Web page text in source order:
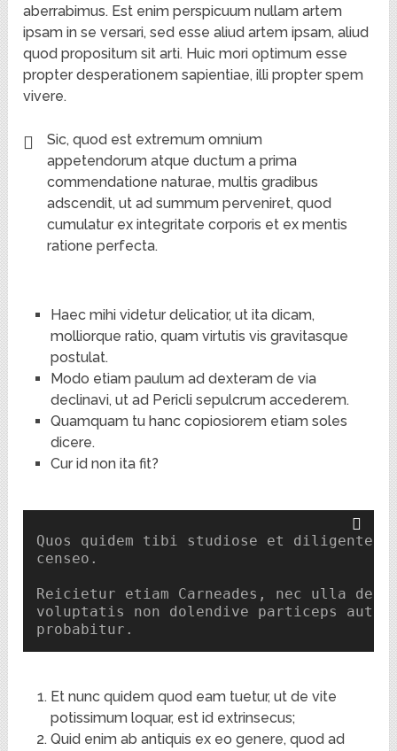
aberrabimus. Est enim perspicuum nullam artem
ipsam in se versari, sed esse aliud artem ipsam, aliud
quod propositum sit arti. Huic mori optimum esse
propter desperationem sapientiae, illi propter spem
vivere.
Sic, quod est extremum omnium
appetendorum atque ductum a prima
commendatione naturae, multis gradibus
adscendit, ut ad summum perveniret, quod
cumulatur ex integritate corporis et ex mentis
ratione perfecta.
Haec mihi videtur delicatior, ut ita dicam,
molliorque ratio, quam virtutis vis gravitasque
postulat.
Modo etiam paulum ad dexteram de via
declinavi, ut ad Pericli sepulcrum accederem.
Quamquam tu hanc copiosiorem etiam soles
dicere.
Cur id non ita fit?
Quos quidem tibi studiose et diligenter
censeo.
Reicietur etiam Carneades, nec ulla de
voluptatis non dolendive particeps aut
probabitur.
Et nunc quidem quod eam tuetur, ut de vite
potissimum loquar, est id extrinsecus;
Quid enim ab antiquis ex eo genere, quod ad